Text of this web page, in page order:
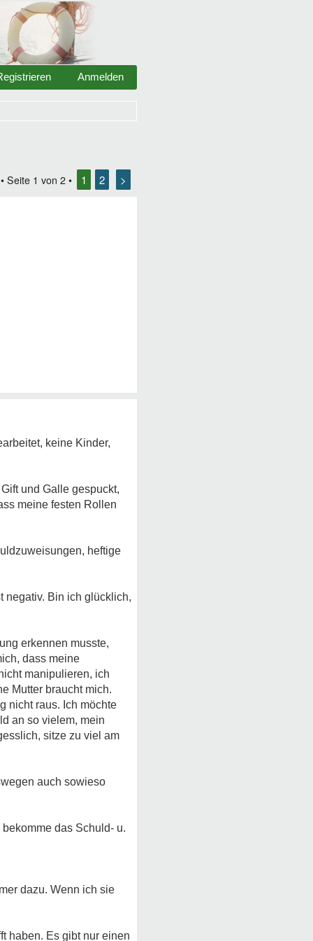
Anmelden
Seite 1 von 2 • 1 2 >
keine Kinder,
und Galle gespuckt,
meine festen Rollen
heftige
negativ. Bin ich glücklich,
erkennen musste,
dass meine
manipulieren, ich
Mutter braucht mich.
nicht raus. Ich möchte
an so vielem, mein
sitze zu viel am
auch sowieso
das Schuld- u.
dazu. Wenn ich sie
haben. Es gibt nur einen